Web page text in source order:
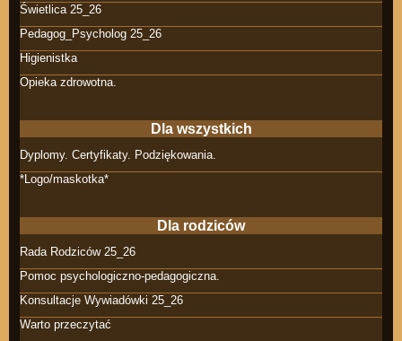
Świetlica 25_26
Pedagog_Psycholog 25_26
Higienistka
Opieka zdrowotna.
Dla wszystkich
Dyplomy. Certyfikaty. Podziękowania.
*Logo/maskotka*
Dla rodziców
Rada Rodziców 25_26
Pomoc psychologiczno-pedagogiczna.
Konsultacje Wywiadówki 25_26
Warto przeczytać